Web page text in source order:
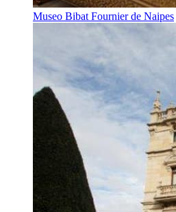
Museo Bibat Fournier de Naipes